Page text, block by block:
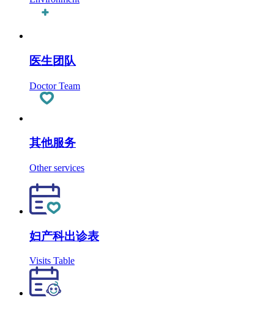
医生团队
Doctor Team
其他服务
Other services
妇产科出诊表
Visits Table